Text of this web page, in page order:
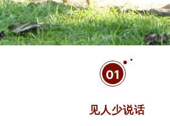
01
见人少说话